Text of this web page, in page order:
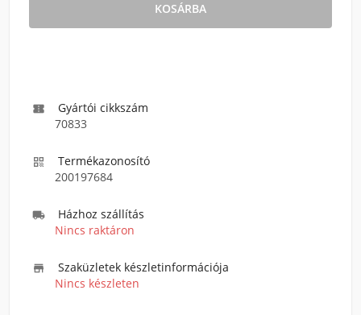
KOSÁRBA

Gyártói cikkszám
70833

Termékazonosító
200197684

Házhoz szállítás
Nincs raktáron

Szaküzletek készletinformációja
Nincs készleten